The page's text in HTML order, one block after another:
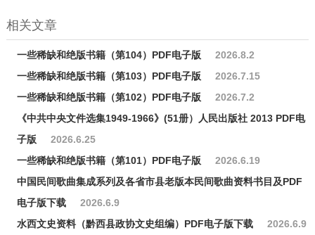
相关文章
一些稀缺和绝版书籍（第104）PDF电子版
2026.8.2
一些稀缺和绝版书籍（第103）PDF电子版
2026.7.15
一些稀缺和绝版书籍（第102）PDF电子版
2026.7.2
《中共中央文件选集1949-1966》(51册）人民出版社 2013 PDF电
子版
2026.6.25
一些稀缺和绝版书籍（第101）PDF电子版
2026.6.19
中国民间歌曲集成系列及各省市县老版本民间歌曲资料书目及PDF
电子版下载
2026.6.9
水西文史资料（黔西县政协文史组编）PDF电子版下载
2026.6.9